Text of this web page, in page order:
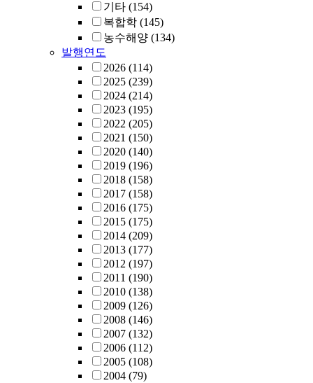
기타 (154)
복합학 (145)
농수해양 (134)
발행연도
2026 (114)
2025 (239)
2024 (214)
2023 (195)
2022 (205)
2021 (150)
2020 (140)
2019 (196)
2018 (158)
2017 (158)
2016 (175)
2015 (175)
2014 (209)
2013 (177)
2012 (197)
2011 (190)
2010 (138)
2009 (126)
2008 (146)
2007 (132)
2006 (112)
2005 (108)
2004 (79)